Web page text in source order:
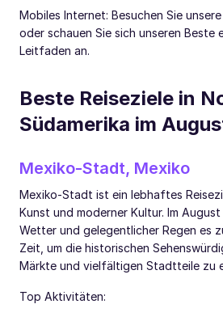
Mobiles Internet: Besuchen Sie
oder schauen Sie sich unseren Beste
Leitfaden an.
Beste Reiseziele in
Südamerika im
Mexiko-Stadt, Mexiko
Mexiko-Stadt ist ein lebhaftes
Kunst und moderner Kultur. Im
Wetter und gelegentlicher Regen es
Zeit, um die historischen
Märkte und vielfältigen Stadtteile zu
Top Aktivitäten: